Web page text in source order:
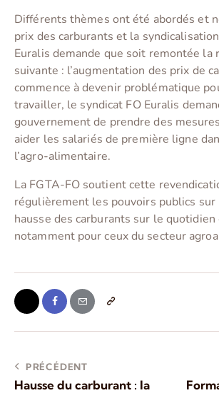
Différents thèmes ont été abordés et
prix des carburants et la
Euralis demande que soit remontée la
suivante : l’augmentation des prix de
commence à devenir problématique
travailler, le syndicat FO Euralis
gouvernement de prendre des
aider les salariés de première ligne
l’agro-alimentaire.
La FGTA-FO soutient cette
régulièrement les pouvoirs publics sur
hausse des carburants sur le quotidien
notamment pour ceux du secteur
PRÉCÉDENT
Hausse du carburant : la